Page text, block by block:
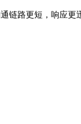
链路更短，响应更